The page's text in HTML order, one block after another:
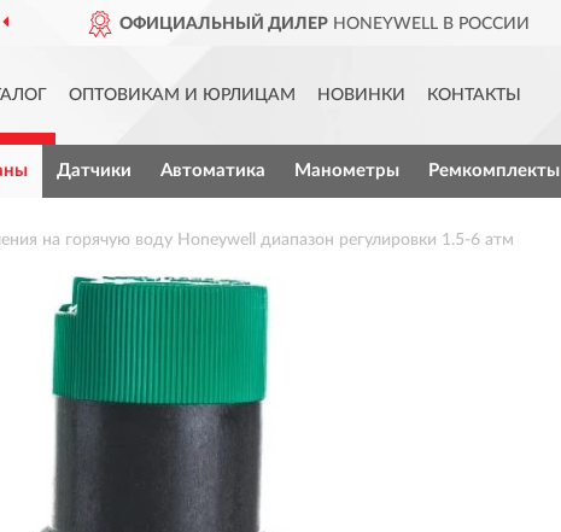
ОФИЦИАЛЬНЫЙ ДИЛЕРHONEYWELL В РОССИИ
ОПТОВИКАМ И ЮРЛИЦАМ НОВИНКИ КОНТАКТЫ
Датчики Автоматика Манометры Ремкомплекты
на горячую воду Honeywell диапазон регулировки 1.5-6 атм